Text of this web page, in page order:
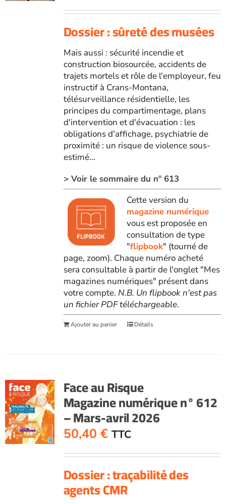
Dossier : sûreté des musées
Mais aussi : sécurité incendie et
construction biosourcée, accidents de
trajets mortels et rôle de l'employeur, feu
instructif à Crans-Montana,
télésurveillance résidentielle, les
principes du compartimentage, plans
d'intervention et d'évacuation : les
obligations d'affichage, psychiatrie de
proximité : un risque de violence sous-
estimé...
> Voir le sommaire du n° 613
Cette version du
magazine numérique
vous est proposée en
consultation de type
"flipbook" (tourné de
page, zoom). Chaque numéro acheté
sera consultable à partir de l'onglet "Mes
magazines numériques" présent dans
votre compte. N.B. Un flipbook n'est pas
un fichier PDF téléchargeable.
Ajouter au panier Détails
Face au Risque
Magazine numérique n° 612
– Mars-avril 2026
50,40 € TTC
Dossier : traçabilité des
agents CMR